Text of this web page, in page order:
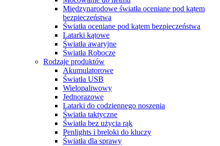
Międzynarodowe światła oceniane pod kątem
bezpieczeństwa
Światła oceniane pod kątem bezpieczeństwa
Latarki kątowe
Światła awaryjne
Światła Robocze
Rodzaje produktów
Akumulatorowe
Światła USB
Wielopaliwowy
Jednorazowe
Latarki do codziennego noszenia
Światła taktyczne
Światła bez użycia rąk
Penlights i breloki do kluczy
Światła dla sprawy